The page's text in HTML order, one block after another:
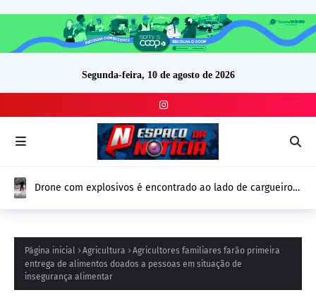
Segunda-feira, 10 de agosto de 2026
Drone com explosivos é encontrado ao lado de cargueiro
Europa
Página inicial Agricultura
Agricultores familiares farão primeira
entrega de alimentos doados a pessoas em situação de
insegurança alimentar